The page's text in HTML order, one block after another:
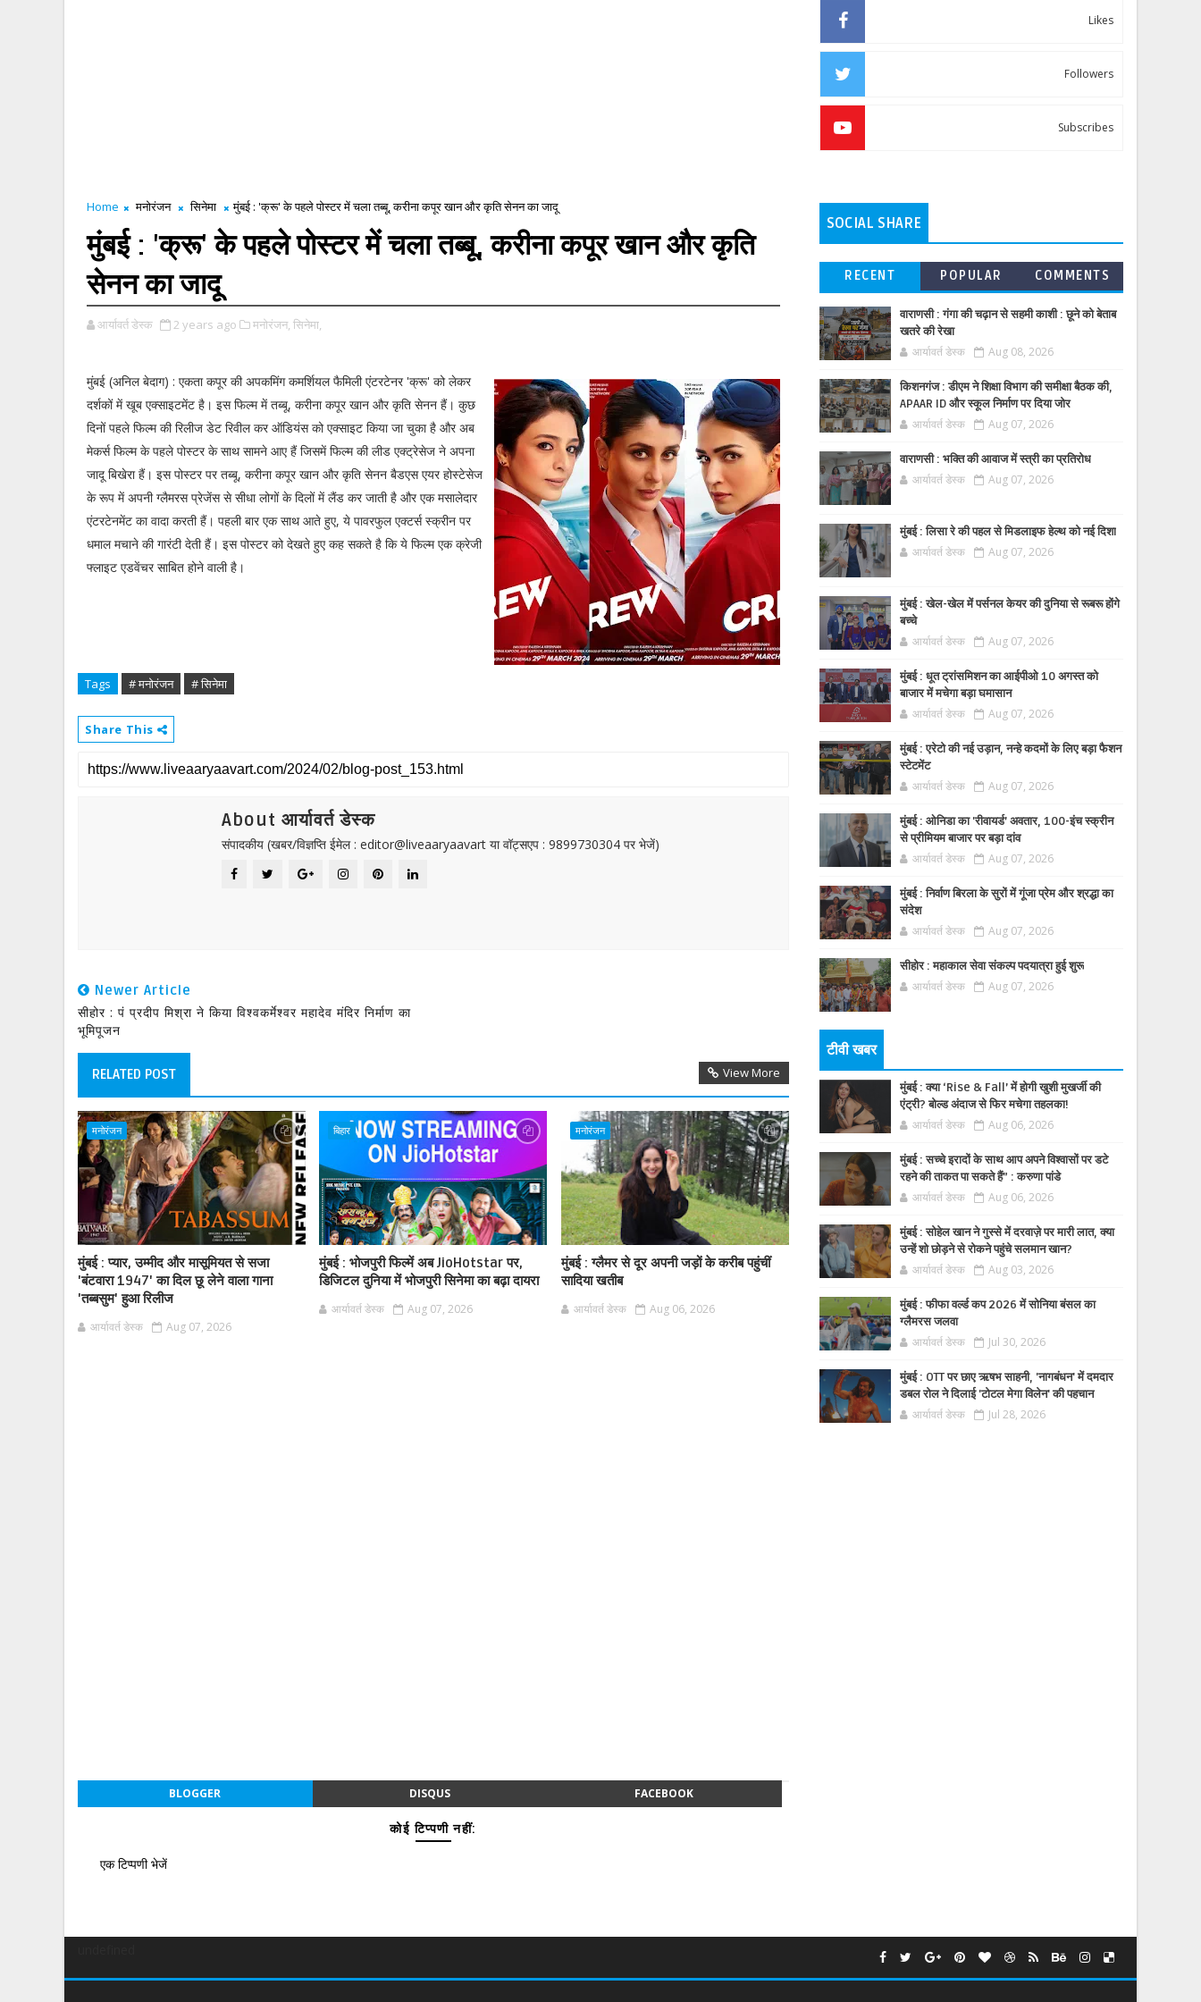
Home मनोरंजन सिनेमा मुंबई : 'क्रू' के पहले पोस्टर में चला तब्बू, करीना कपूर खान और कृति सेनन का जादू
मुंबई : 'क्रू' के पहले पोस्टर में चला तब्बू, करीना कपूर खान और कृति
सेनन का जादू
आर्यावर्त डेस्क 2 years ago मनोरंजन, सिनेमा,
मुंबई (अनिल बेदाग) : एकता कपूर की अपकमिंग कमर्शियल फैमिली एंटरटेनर 'क्रू' को लेकर
दर्शकों में खूब एक्साइटमेंट है। इस फिल्म में तब्बू, करीना कपूर खान और कृति सेनन हैं। कुछ
दिनों पहले फिल्म की रिलीज डेट रिवील कर ऑडियंस को एक्साइट किया जा चुका है और अब
मेकर्स फिल्म के पहले पोस्टर के साथ सामने आए हैं जिसमें फिल्म की लीड एक्ट्रेसेज ने अपना
जादू बिखेरा हैं। इस पोस्टर पर तब्बू, करीना कपूर खान और कृति सेनन बैडएस एयर होस्टेसेज
के रूप में अपनी ग्लैमरस प्रेजेंस से सीधा लोगों के दिलों में लैंड कर जाती है और एक मसालेदार
एंटरटेनमेंट का वादा करती हैं। पहली बार एक साथ आते हुए, ये पावरफुल एक्टर्स स्क्रीन पर
धमाल मचाने की गारंटी देती हैं। इस पोस्टर को देखते हुए कह सकते है कि ये फिल्म एक क्रेजी
फ्लाइट एडवेंचर साबित होने वाली है।
Tags # मनोरंजन # सिनेमा
Share This
About आर्यावर्त डेस्क
संपादकीय (खबर/विज्ञप्ति ईमेल : editor@liveaaryaavart या वॉट्सएप : 9899730304 पर भेजें)
Newer Article
सीहोर : पं प्रदीप मिश्रा ने किया विश्वकर्मेश्वर महादेव मंदिर निर्माण का
भूमिपूजन
RELATED POST View More
मनोरंजन
मुंबई : प्यार, उम्मीद और मासूमियत से सजा
'बंटवारा 1947' का दिल छू लेने वाला गाना
'तब्बसुम' हुआ रिलीज
आर्यावर्त डेस्क Aug 07, 2026
बिहार
मुंबई : भोजपुरी फिल्में अब JioHotstar पर,
डिजिटल दुनिया में भोजपुरी सिनेमा का बढ़ा दायरा
आर्यावर्त डेस्क Aug 07, 2026
मनोरंजन
मुंबई : ग्लैमर से दूर अपनी जड़ों के करीब पहुंचीं
सादिया खतीब
आर्यावर्त डेस्क Aug 06, 2026
BLOGGER DISQUS FACEBOOK
कोई टिप्पणी नहीं:
एक टिप्पणी भेजें
Likes
Followers
Subscribes
SOCIAL SHARE
RECENT POPULAR COMMENTS
वाराणसी : गंगा की चढ़ान से सहमी काशी : छूने को बेताब
खतरे की रेखा
आर्यावर्त डेस्क Aug 08, 2026
किशनगंज : डीएम ने शिक्षा विभाग की समीक्षा बैठक की,
APAAR ID और स्कूल निर्माण पर दिया जोर
आर्यावर्त डेस्क Aug 07, 2026
वाराणसी : भक्ति की आवाज में स्त्री का प्रतिरोध
आर्यावर्त डेस्क Aug 07, 2026
मुंबई : लिसा रे की पहल से मिडलाइफ हेल्थ को नई दिशा
आर्यावर्त डेस्क Aug 07, 2026
मुंबई : खेल-खेल में पर्सनल केयर की दुनिया से रूबरू होंगे
बच्चे
आर्यावर्त डेस्क Aug 07, 2026
मुंबई : धूत ट्रांसमिशन का आईपीओ 10 अगस्त को
बाजार में मचेगा बड़ा घमासान
आर्यावर्त डेस्क Aug 07, 2026
मुंबई : एरेटो की नई उड़ान, नन्हे कदमों के लिए बड़ा फैशन
स्टेटमेंट
आर्यावर्त डेस्क Aug 07, 2026
मुंबई : ओनिडा का 'रीवायर्ड’ अवतार, 100-इंच स्क्रीन
से प्रीमियम बाजार पर बड़ा दांव
आर्यावर्त डेस्क Aug 07, 2026
मुंबई : निर्वाण बिरला के सुरों में गूंजा प्रेम और श्रद्धा का
संदेश
आर्यावर्त डेस्क Aug 07, 2026
सीहोर : महाकाल सेवा संकल्प पदयात्रा हुई शुरू
आर्यावर्त डेस्क Aug 07, 2026
टीवी खबर
मुंबई : क्या ‘Rise & Fall’ में होगी खुशी मुखर्जी की
एंट्री? बोल्ड अंदाज से फिर मचेगा तहलका!
आर्यावर्त डेस्क Aug 06, 2026
मुंबई : सच्चे इरादों के साथ आप अपने विश्वासों पर डटे
रहने की ताकत पा सकते हैं” : करुणा पांडे
आर्यावर्त डेस्क Aug 06, 2026
मुंबई : सोहेल खान ने गुस्से में दरवाज़े पर मारी लात, क्या
उन्हें शो छोड़ने से रोकने पहुंचे सलमान खान?
आर्यावर्त डेस्क Aug 03, 2026
मुंबई : फीफा वर्ल्ड कप 2026 में सोनिया बंसल का
ग्लैमरस जलवा
आर्यावर्त डेस्क Jul 30, 2026
मुंबई : OTT पर छाए ऋषभ साहनी, 'नागबंधन' में दमदार
डबल रोल ने दिलाई 'टोटल मेगा विलेन' की पहचान
आर्यावर्त डेस्क Jul 28, 2026